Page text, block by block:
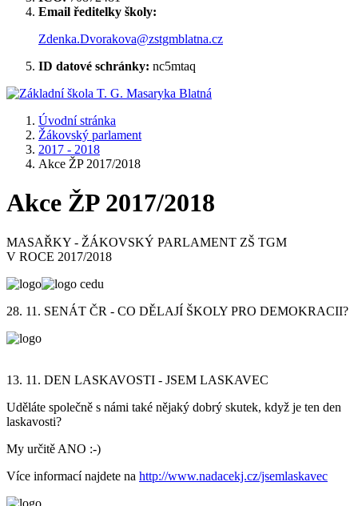
Email ředitelky školy:
Zdenka.Dvorakova@zstgmblatna.cz
ID datové schránky: nc5mtaq
Úvodní stránka
Žákovský parlament
2017 - 2018
Akce ŽP 2017/2018
Akce ŽP 2017/2018
MASAŘKY - ŽÁKOVSKÝ PARLAMENT ZŠ TGM
V ROCE 2017/2018
28. 11. SENÁT ČR - CO DĚLAJÍ ŠKOLY PRO DEMOKRACII?
13. 11. DEN LASKAVOSTI - JSEM LASKAVEC
Uděláte společně s námi také nějaký dobrý skutek, když je ten den
laskavosti?
My určitě ANO :-)
Více informací najdete na http://www.nadacekj.cz/jsemlaskavec